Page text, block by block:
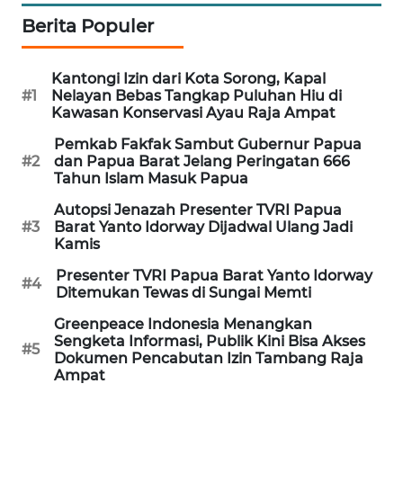
Berita Populer
#1
Kantongi Izin dari Kota Sorong, Kapal
Nelayan Bebas Tangkap Puluhan Hiu di
Kawasan Konservasi Ayau Raja Ampat
#2
Pemkab Fakfak Sambut Gubernur Papua
dan Papua Barat Jelang Peringatan 666
Tahun Islam Masuk Papua
#3
Autopsi Jenazah Presenter TVRI Papua
Barat Yanto Idorway Dijadwal Ulang Jadi
Kamis
#4
Presenter TVRI Papua Barat Yanto Idorway
Ditemukan Tewas di Sungai Memti
#5
Greenpeace Indonesia Menangkan
Sengketa Informasi, Publik Kini Bisa Akses
Dokumen Pencabutan Izin Tambang Raja
Ampat
WN
TIMUR
SEMARANG
SOLO
WN
BOROBUDUR